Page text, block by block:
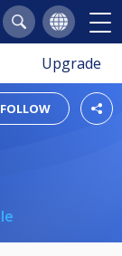
Upgrade
FOLLOW